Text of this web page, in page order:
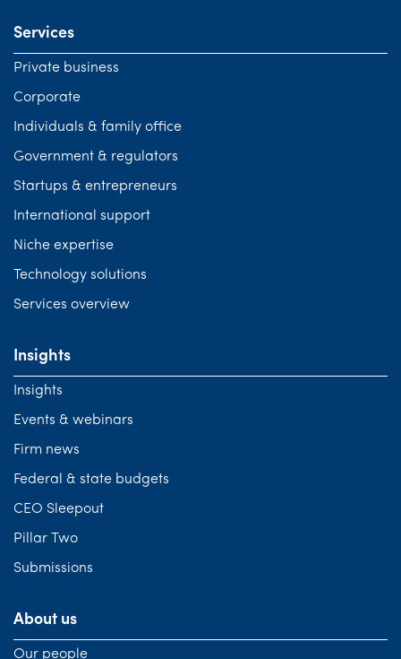
Services
Private business
Corporate
Individuals & family office
Government & regulators
Startups & entrepreneurs
International support
Niche expertise
Technology solutions
Services overview
Insights
Insights
Events & webinars
Firm news
Federal & state budgets
CEO Sleepout
Pillar Two
Submissions
About us
Our people